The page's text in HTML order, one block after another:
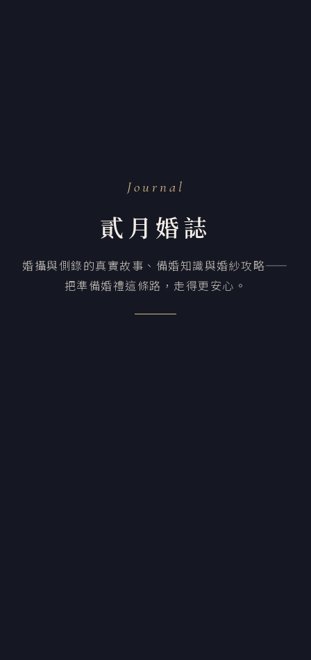
Journal
貳月婚誌
婚攝與側錄的真實故事、備婚知識與婚紗攻略——
把準備婚禮這條路，走得更安心。